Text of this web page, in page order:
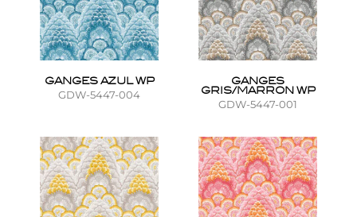
GANGES AZUL WP
GDW-5447-004
GANGES
GRIS/MARRON WP
GDW-5447-001